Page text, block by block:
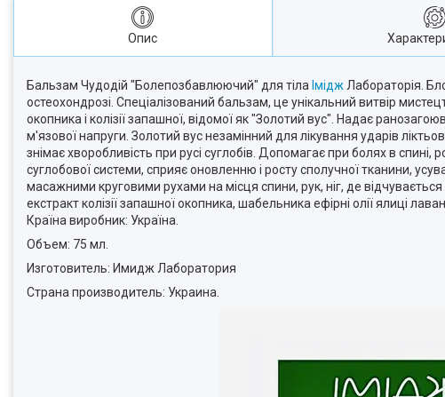
Опис
Бальзам Чудодій "Болепозбавлюючий" для тіла Імідж Лабораторія.
остеохондрозі. Спеціалізований бальзам, це унікальний витвір
окопника і колізії запашної, відомої як "Золотий вус". Надає
м'язової напруги. Золотий вус незамінний для лікування ударів
знімає хворобливість при русі суглобів. Допомагає при болях в
суглобової системи, сприяє оновленню і росту сполучної тканини,
масажними круговими рухами на місця спини, рук, ніг, де
екстракт колізії запашної окопника, шабельника ефірні олії ялиці
Країна виробник: Україна.
Объем: 75 мл.
Изготовитель: Имидж Лаборатория
Страна производитель: Украина.